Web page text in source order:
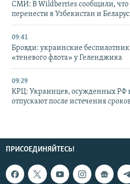
СМИ: В Wildberries сообщили, что
перенести в Узбекистан и
09:41
Бровди: украинские
«теневого флота» у Геленджика
09:29
КРЦ: Украинцев, осужденных РФ
отпускают после истечения
ПРИСОЕДИНЯЙТЕСЬ!